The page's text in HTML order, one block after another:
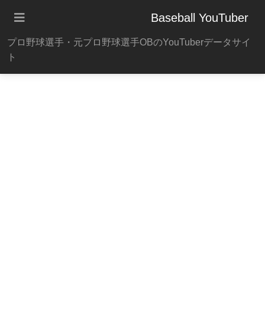
Baseball YouTuber
プロ野球選手・元プロ野球選手OBのYouTuberデータサイ
ト